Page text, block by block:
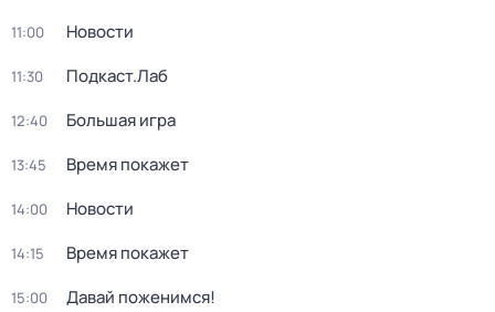
11:00 Новости
11:30 Подкаст.Лаб
12:40 Большая игра
13:45 Время покажет
14:00 Новости
14:15 Время покажет
15:00 Давай поженимся!